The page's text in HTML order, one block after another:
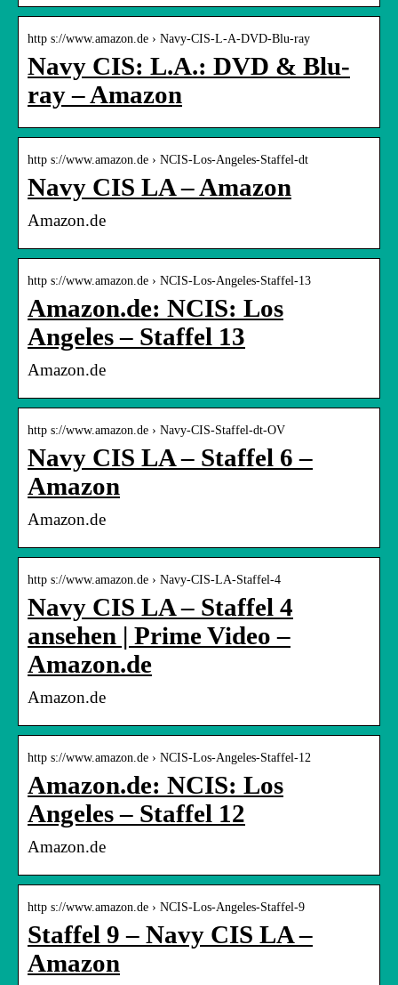
http s://www.amazon.de › Navy-CIS-L-A-DVD-Blu-ray
Navy CIS: L.A.: DVD & Blu-
ray – Amazon
http s://www.amazon.de › NCIS-Los-Angeles-Staffel-dt
Navy CIS LA – Amazon
Amazon.de
http s://www.amazon.de › NCIS-Los-Angeles-Staffel-13
Amazon.de: NCIS: Los
Angeles – Staffel 13
Amazon.de
http s://www.amazon.de › Navy-CIS-Staffel-dt-OV
Navy CIS LA – Staffel 6 –
Amazon
Amazon.de
http s://www.amazon.de › Navy-CIS-LA-Staffel-4
Navy CIS LA – Staffel 4
ansehen | Prime Video –
Amazon.de
Amazon.de
http s://www.amazon.de › NCIS-Los-Angeles-Staffel-12
Amazon.de: NCIS: Los
Angeles – Staffel 12
Amazon.de
http s://www.amazon.de › NCIS-Los-Angeles-Staffel-9
Staffel 9 – Navy CIS LA –
Amazon